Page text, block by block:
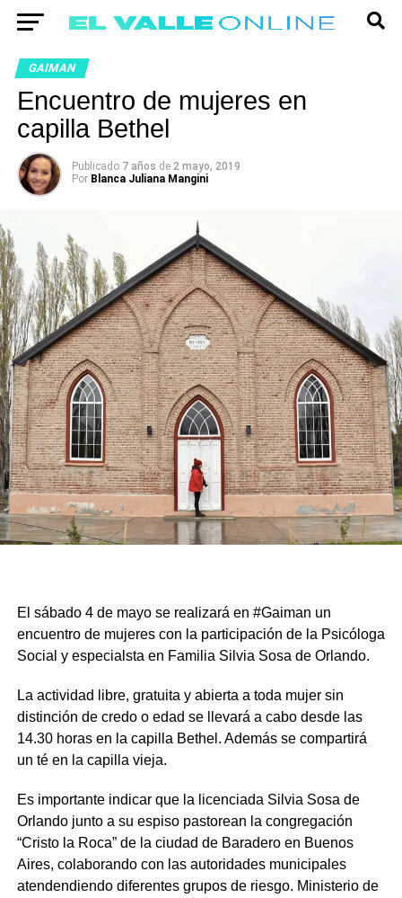
GAIMAN
Encuentro de mujeres en
capilla Bethel
Publicado 7 años de 2 mayo, 2019
Por Blanca Juliana Mangini
El sábado 4 de mayo se realizará en #Gaiman un
encuentro de mujeres con la participación de la Psicóloga
Social y especialsta en Familia Silvia Sosa de Orlando.
La actividad libre, gratuita y abierta a toda mujer sin
distinción de credo o edad se llevará a cabo desde las
14.30 horas en la capilla Bethel. Además se compartirá
un té en la capilla vieja.
Es importante indicar que la licenciada Silvia Sosa de
Orlando junto a su espiso pastorean la congregación
“Cristo la Roca” de la ciudad de Baradero en Buenos
Aires, colaborando con las autoridades municipales
atendendiendo diferentes grupos de riesgo. Ministerio de